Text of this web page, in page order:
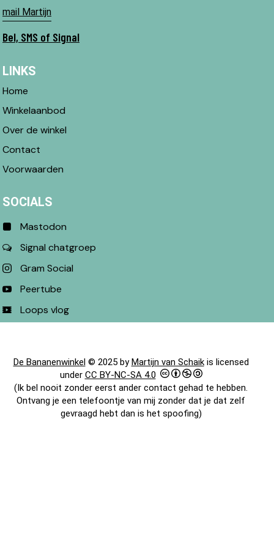
mail Martijn
Bel, SMS of Signal
LINKS
Home
Winkelaanbod
Over de winkel
Contact
Voorwaarden
SOCIALS
Mastodon
Signal chatgroep
Gram Social
Peertube
Loops vlog
De Bananenwinkel© 2025 byMartijn van Schaikis licensed
under CC BY-NC-SA 4.0
(Ik bel nooit zonder eerst ander contact gehad te hebben.
Ontvang je een telefoontje van mij zonder dat je dat zelf
gevraagd hebt dan is het spoofing)